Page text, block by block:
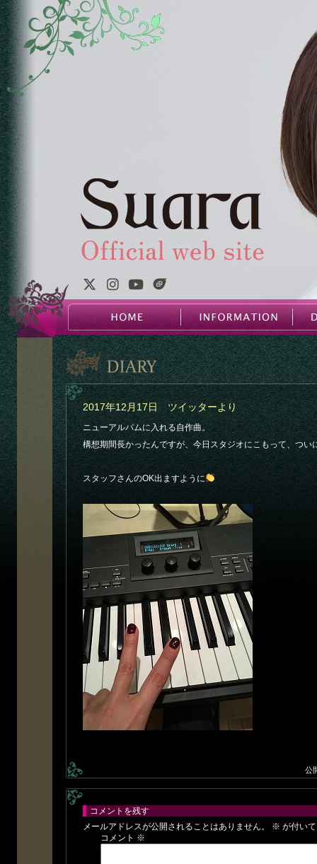
2017年12月17日 ツイッターより
ニューアルバムに入れる自作曲。
構想期間長かったんですが、今日スタジオにこもって、つい
スタッフさんのOK出ますように
公
コメントを残す
メールアドレスが公開されることはありません。
※ が付い
コメント ※